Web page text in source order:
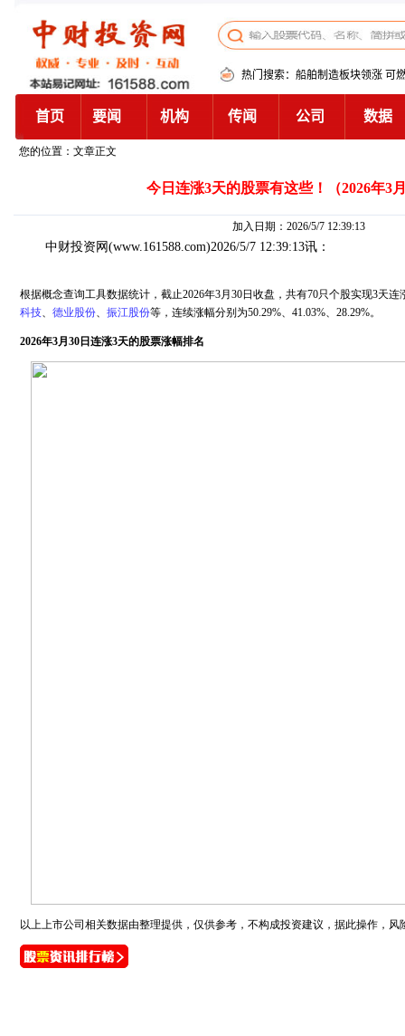
您的位置：文章正文
今日连涨3天的股票有这些！（2026年3
加入日期：2026/5/7 12:39:13
中财投资网 (www.161588.com)2026/5/7 12:39:13讯：
根据概念查询工具数据统计，截止2026年3月30日收盘，共有70只个股实现3天
科技、 德业股份、 振江股份等，连续涨幅分别为50.29%、41.03%、28.29%。
2026年3月30日连涨3天的股票涨幅排名
以上上市公司相关数据由整理提供，仅供参考，不构成投资建议，据此操作，风